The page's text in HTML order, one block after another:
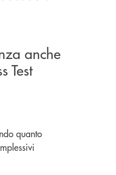
anche
Test
quanto